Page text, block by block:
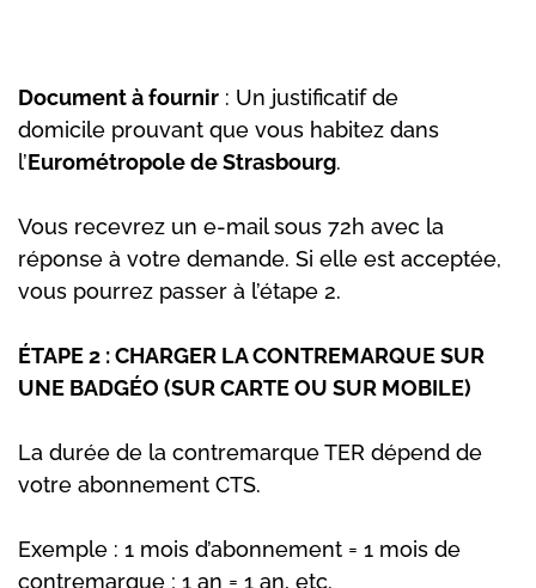
Document à fournir : Un justificatif de
domicile prouvant que vous habitez dans
l’Eurométropole de Strasbourg.
Vous recevrez un e-mail sous 72h avec la
réponse à votre demande. Si elle est acceptée,
vous pourrez passer à l’étape 2.
ÉTAPE 2 : CHARGER LA CONTREMARQUE SUR
UNE BADGÉO (SUR CARTE OU SUR MOBILE)
La durée de la contremarque TER dépend de
votre abonnement CTS.
Exemple : 1 mois d’abonnement = 1 mois de
contremarque ; 1 an = 1 an, etc.